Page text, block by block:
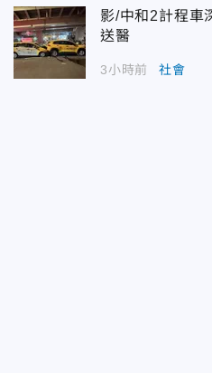
影/中和2計程
送醫
3小時前 社會